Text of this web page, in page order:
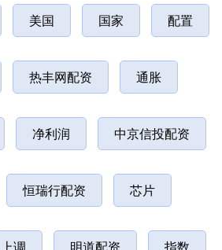
美国 国家 配置
热丰网配资 通胀
净利润 中京信投配资
恒瑞行配资 芯片